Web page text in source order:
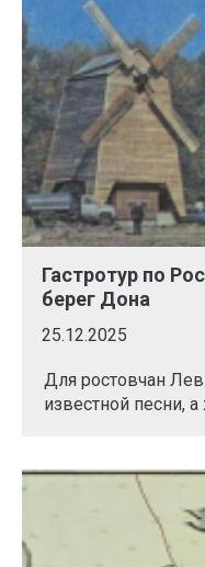
Гастротур по
берег Дона
25.12.2025
Для ростовчан
известной песни,